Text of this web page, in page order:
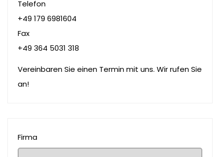
Telefon
+49 179 6981604
Fax
+49 364 5031 318
Vereinbaren Sie einen Termin mit uns. Wir rufen Sie
an!
Firma